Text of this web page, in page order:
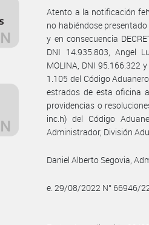
Atento a la notificación
no habiéndose
y en consecuencia
DNI 14.935.803, Angel
MOLINA, DNI 95.166.322
1.105 del Código
estrados de esta oficina
providencias o
inc.h) del Código
Administrador, División
Daniel Alberto Segovia,
e. 29/08/2022 N° 66946/